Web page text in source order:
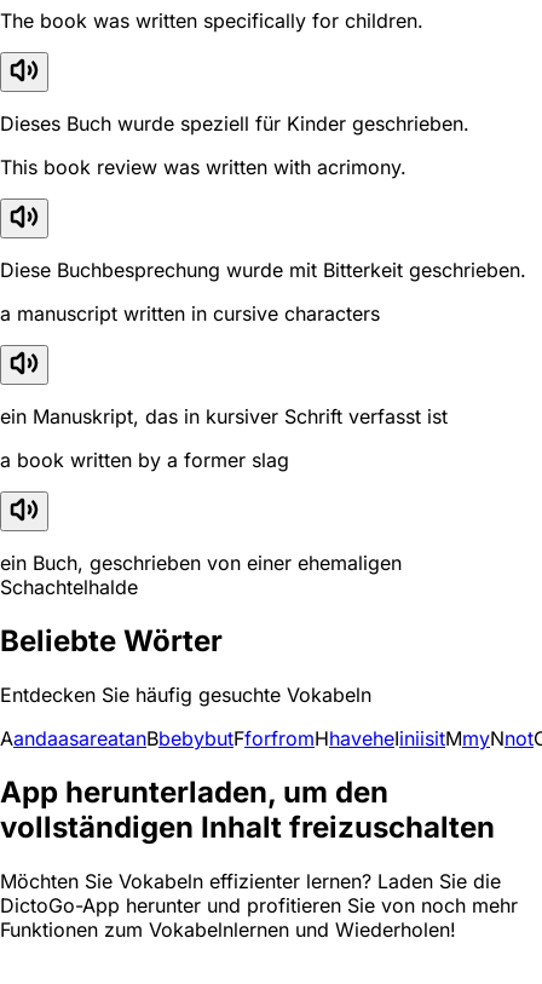
The book was written specifically for children.
Dieses Buch wurde speziell für Kinder geschrieben.
This book review was written with acrimony.
Diese Buchbesprechung wurde mit Bitterkeit geschrieben.
a manuscript written in cursive characters
ein Manuskript, das in kursiver Schrift verfasst ist
a book written by a former slag
ein Buch, geschrieben von einer ehemaligen
Schachtelhalde
Beliebte Wörter
Entdecken Sie häufig gesuchte Vokabeln
AandaasareatanBbebybutFforfromHhaveheIiniisitMmyNnot
App herunterladen, um den
vollständigen Inhalt freizuschalten
Möchten Sie Vokabeln effizienter lernen? Laden Sie die
DictoGo-App herunter und profitieren Sie von noch mehr
Funktionen zum Vokabelnlernen und Wiederholen!